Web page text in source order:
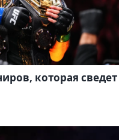
которая сведет